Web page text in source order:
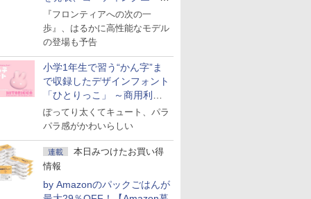
ェント「Muse Code」も
『フロンティアへの次の一
歩』、はるかに高性能なモデル
の登場も予告
小学1年生で習う“かん字”ま
で収録したデザインフォント
「ひとりっこ」 ～商用利用
OK
ぽってり太くてキュート、パラ
パラ感がかわいらしい
連載
本日みつけたお買い得
情報
by Amazonのパックごはんが